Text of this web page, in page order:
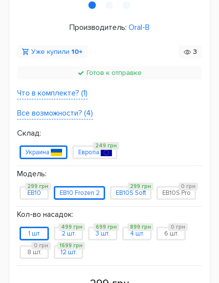
Производитель: Oral-B
Уже купили 10+ 3
Готов к отправке
Что в комплекте? (1)
Все возможности? (4)
Склад:
Украина Европа
249 грн
Модель:
EB10
299 грн
EB10 Frozen 2 EB10S Soft
299 грн
EB10S Pro
0 грн
Кол-во насадок:
1 шт. 2 шт.
499 грн
3 шт.
699 грн
4 шт.
899 грн
6 шт.
0 грн
8 шт.
0 грн
12 шт.
1699 грн